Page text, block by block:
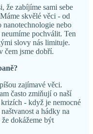
že zabíjíme sami sebe
skvělé věci - od
nebo
pochválit. Ten
slovy nás limituje.
čem jsme dobří.
zajímavé věci.
často zmiňují o naší
- když je nemocné
a hádky na
dokážeme být